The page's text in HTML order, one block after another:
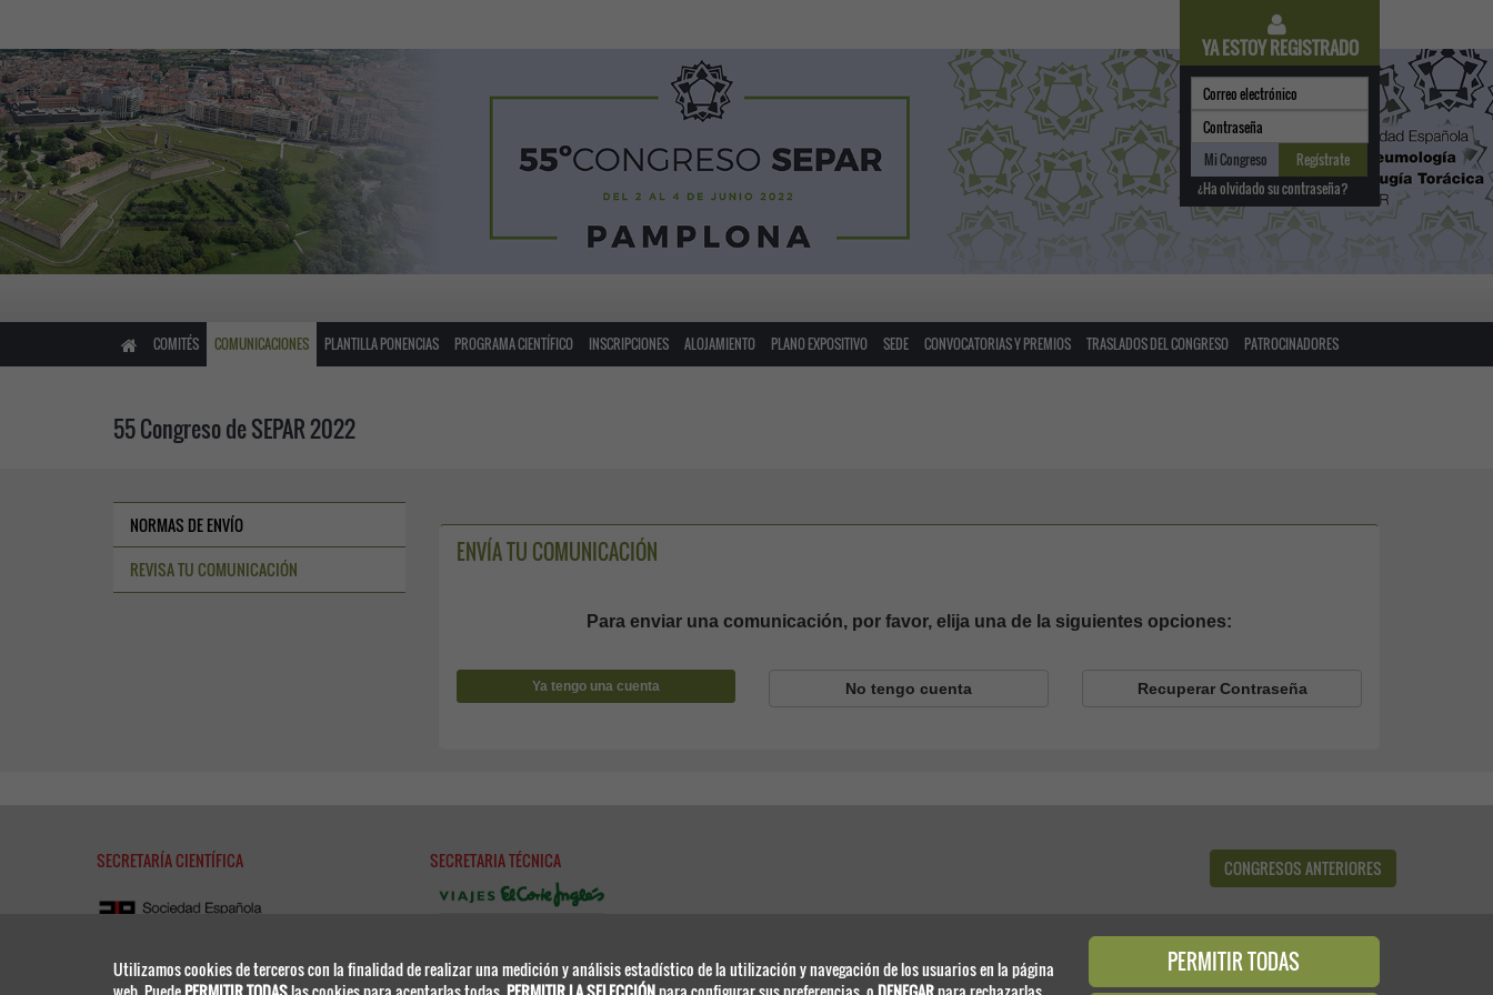
YA ESTOY REGISTRADO
Mi Congreso
Regístrate
¿Ha olvidado su contraseña?
COMITÉS COMUNICACIONES PLANTILLA PONENCIAS PROGRAMA CIENTÍFICO INSCRIPCIONES ALOJAMIENTO PLANO EXPOSITIVO SEDE CONVOCATORIAS Y PREMIOS TRASLADOS DEL CONGRESO PATROCINADORES
55 Congreso de SEPAR 2022
NORMAS DE ENVÍO
REVISA TU COMUNICACIÓN
ENVÍA TU COMUNICACIÓN
Para enviar una comunicación, por favor, elija una de la siguientes opciones:
Ya tengo una cuenta No tengo cuenta Recuperar Contraseña
SECRETARÍA CIENTÍFICA SECRETARIA TÉCNICA
separ@viajeseci.es
CONGRESOS ANTERIORES
Utilizamos cookies de terceros con la finalidad de realizar una medición y análisis estadístico de la utilización y navegación de los usuarios en la página
PERMITIR TODAS